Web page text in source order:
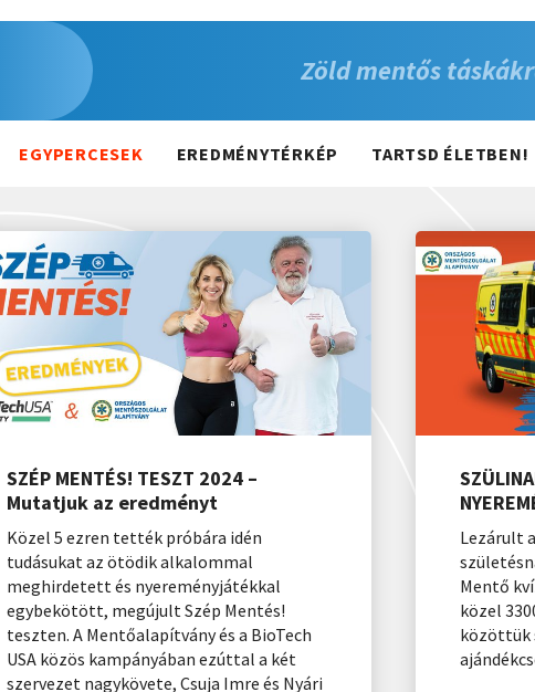
Zöld mentős
EGYPERCESEK EREDMÉNYTÉRKÉP TARTSD ÉLETBEN!
SZÉP MENTÉS! TESZT 2024 –
Mutatjuk az eredményt
Közel 5 ezren tették próbára idén
tudásukat az ötödik alkalommal
meghirdetett és nyereményjátékkal
egybekötött, megújult Szép Mentés!
teszten. A Mentőalapítvány és a BioTech
USA közös kampányában ezúttal a két
szervezet nagykövete, Csuja Imre és Nyári
Lezárult
Mentő
közel
közöttük